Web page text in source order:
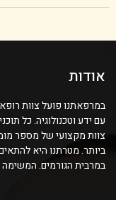
אודות
במרפאתנו פועל צוות
עם ידע וטכנולוגיה. כל
צוות מקצועי של מספר
ביותר. מטרתנו היא
במרבית הגורמים.